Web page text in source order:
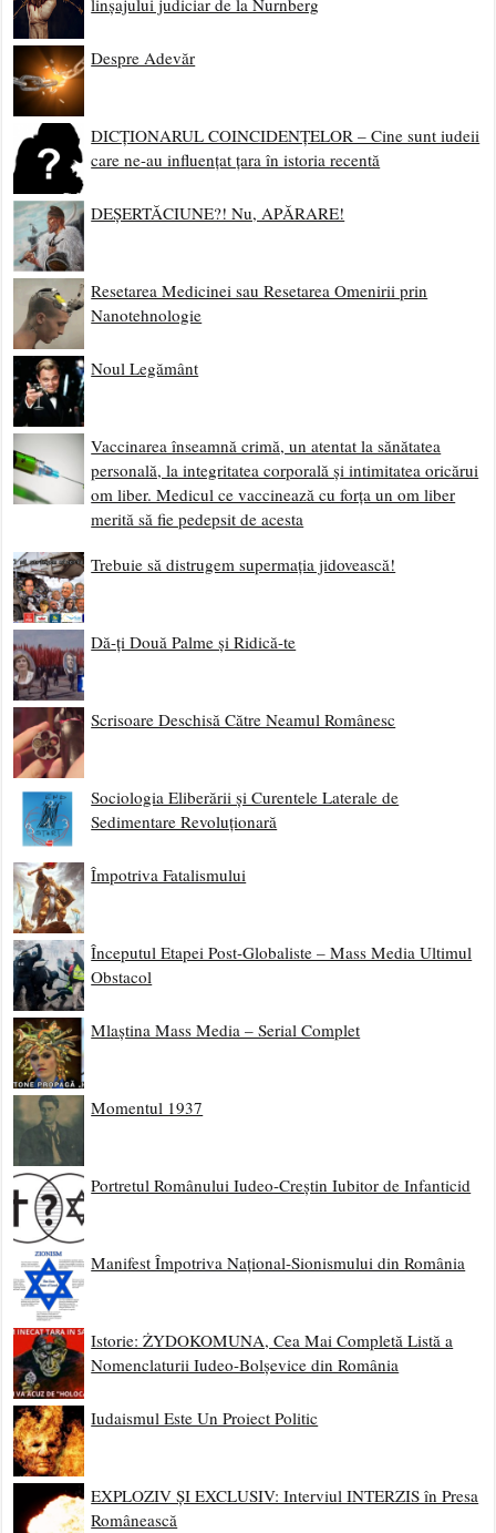
linșajului judiciar de la Nurnberg
Despre Adevăr
DICȚIONARUL COINCIDENȚELOR – Cine sunt iudeii
care ne-au influențat țara în istoria recentă
DEȘERTĂCIUNE?! Nu, APĂRARE!
Resetarea Medicinei sau Resetarea Omenirii prin
Nanotehnologie
Noul Legământ
Vaccinarea înseamnă crimă, un atentat la sănătatea
personală, la integritatea corporală și intimitatea oricărui
om liber. Medicul ce vaccinează cu forța un om liber
merită să fie pedepsit de acesta
Trebuie să distrugem supermația jidovească!
Dă-ți Două Palme și Ridică-te
Scrisoare Deschisă Către Neamul Românesc
Sociologia Eliberării și Curentele Laterale de
Sedimentare Revoluționară
Împotriva Fatalismului
Începutul Etapei Post-Globaliste – Mass Media Ultimul
Obstacol
Mlaștina Mass Media – Serial Complet
Momentul 1937
Portretul Românului Iudeo-Creștin Iubitor de Infanticid
Manifest Împotriva Național-Sionismului din România
Istorie: ŻYDOKOMUNA, Cea Mai Completă Listă a
Nomenclaturii Iudeo-Bolșevice din România
Iudaismul Este Un Proiect Politic
EXPLOZIV ȘI EXCLUSIV: Interviul INTERZIS în Presa
Românească